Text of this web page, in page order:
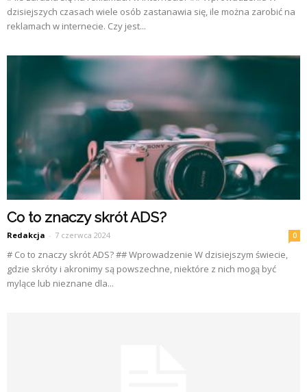
dzisiejszych czasach wiele osób zastanawia się, ile można zarobić na
reklamach w internecie. Czy jest...
Co to znaczy skrót ADS?
Redakcja - 7 czerwca 2024 0
# Co to znaczy skrót ADS? ## Wprowadzenie W dzisiejszym świecie,
gdzie skróty i akronimy są powszechne, niektóre z nich mogą być
mylące lub nieznane dla...